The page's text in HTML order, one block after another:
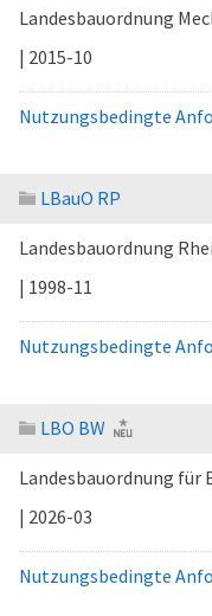
Landesbauordnung
| 2015-10
Nutzungsbedingte
LBauO RP
Landesbauordnung
| 1998-11
Nutzungsbedingte
LBO BW
Landesbauordnung
| 2026-03
Nutzungsbedingte